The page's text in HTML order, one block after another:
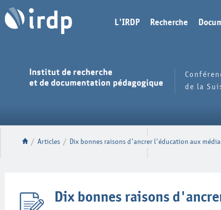
L'IRDP Recherche
de la
/ Articles / Dix bonnes raisons d'ancrer l'éducation aux
Dix bonnes raisons